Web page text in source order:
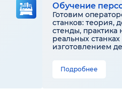
Обучение
Готовим
станков: теория,
стенды, практика
реальных станках
изготовлением
Подробнее